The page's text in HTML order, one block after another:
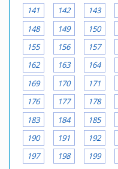
141
142 143
148
149 150
155
156 157
162
163 164
169
170 171
176
177 178
183
184 185
190
191 192
197
198 199